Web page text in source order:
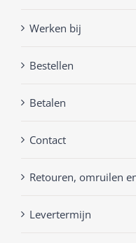
Werken bij
Bestellen
Betalen
Contact
Retouren, omruilen
Levertermijn